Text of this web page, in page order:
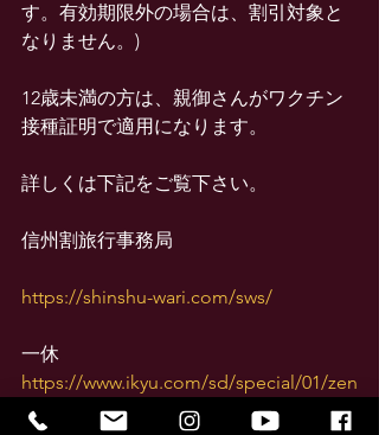
す。有効期限外の場合は、割引対象と
なりません。)
12歳未満の方は、親御さんがワクチン
接種証明で適用になります。
詳しくは下記をご覧下さい。
信州割旅行事務局
https://shinshu-wari.com/sws/
一休
https://www.ikyu.com/sd/special/01/zen
koku-ryokoshien/?ikCo=a8ikyu